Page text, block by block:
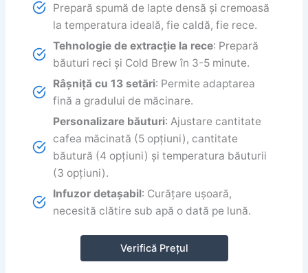
Prepară spumă de lapte densă și cremoasă
la temperatura ideală, fie caldă, fie rece.
Tehnologie de extracție la rece: Prepară
băuturi reci și Cold Brew în 3-5 minute.
Râșniță cu 13 setări: Permite adaptarea
fină a gradului de măcinare.
Personalizare băuturi: Ajustare cantitate
cafea măcinată (5 opțiuni), cantitate
băutură (4 opțiuni) și temperatura băuturii
(3 opțiuni).
Infuzor detașabil: Curățare ușoară,
necesită clătire sub apă o dată pe lună.
Verifică Prețul